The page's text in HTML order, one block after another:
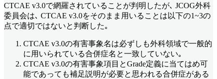
CTCAE v3.0で網羅されていることが判明したが､ JCOG外科
委員会は､ CTCAE v3.0をそのまま用いることは以下の1~3の
点で適切ではないと判断した｡
CTCAE v3.0の有害事象名は必ずしも外科領域で一般的
に用いられている合併症名と一致していない｡
CTCAE v3.0の有害事象項目とGrade定義に当てはめ可
能であっても補足説明が必要と思われる合併症がある